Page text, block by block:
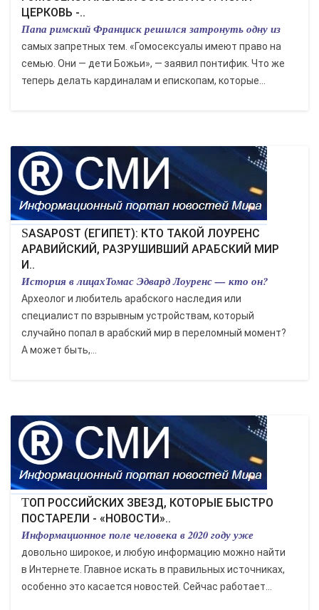
ЦЕРКОВЬ -..
Папа римский Франциск решился затронуть одну из
самых запретных тем. «Гомосексуалы имеют право на
семью. Они — дети Божьи», — заявил понтифик. Что же
теперь делать кардиналам и епископам, которые...
SASAPOST (ЕГИПЕТ): КТО ТАКОЙ ЛОУРЕНС
АРАВИЙСКИЙ, РАЗРУШИВШИЙ АРАБСКИЙ МИР
И..
История в лицахТомас Эдвард Лоуренс — кто он?
Археолог и любитель арабского наследия или
специалист по взрывным устройствам, который
случайно попал в арабский мир в переломный момент?
А может быть,...
ТОП РОССИЙСКИХ ЗВЕЗД, КОТОРЫЕ БЫСТРО
ПОСТАРЕЛИ - «НОВОСТИ»..
Информационное поле человека в 2020 году уже
довольно широкое, и любую информацию можно найти
в Интернете. Главное искать в правильных источниках,
особенно это касается новостей. Сейчас работает...